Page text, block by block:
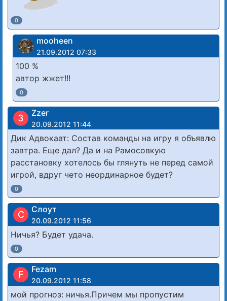
0
mooheen
21.09.2012 07:33
100 %
автор жжет!!!
0
З Zzer
20.09.2012 11:44
Дик Адвокаат: Состав команды на игру я объявлю
завтра. Еще дал? Да и на Рамосовкую
расстановку хотелось бы глянуть не перед самой
игрой, вдруг чето неординарное будет?
0
С Слоут
20.09.2012 11:56
Ничья? Будет удача.
0
F Fezam
20.09.2012 11:58
мой прогноз: ничья.Причем мы пропустим